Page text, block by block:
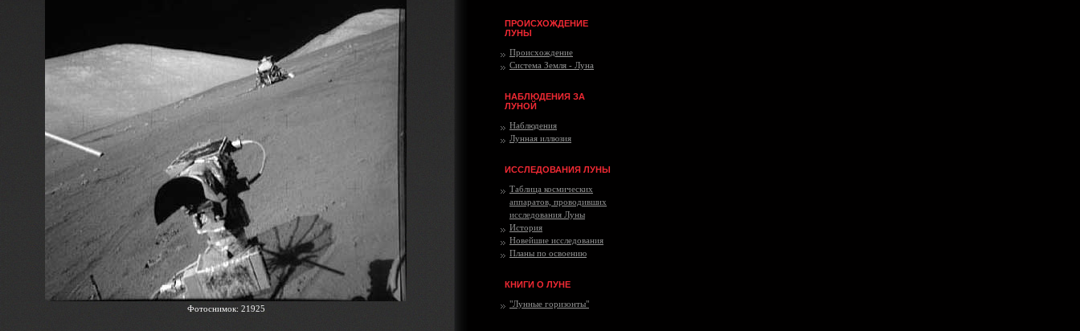
Фотоснимок: 21925
ПРОИСХОЖДЕНИЕ
ЛУНЫ
Происхождение
Система Земля - Луна
НАБЛЮДЕНИЯ ЗА
ЛУНОЙ
Наблюдения
Лунная иллюзия
ИССЛЕДОВАНИЯ ЛУНЫ
Таблица космических
аппаратов, проводивших
исследования Луны
История
Новейшие исследования
Планы по освоению
КНИГИ О ЛУНЕ
"Лунные горизонты"